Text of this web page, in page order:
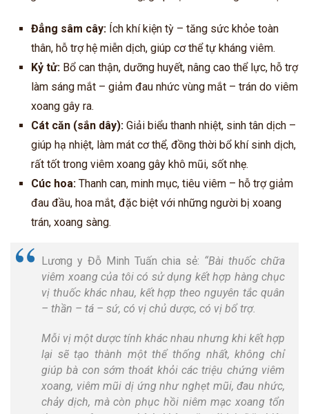
Đẳng sâm cây: Ích khí kiện tỳ – tăng sức khỏe toàn
thân, hỗ trợ hệ miễn dịch, giúp cơ thể tự kháng viêm.
Kỷ tử: Bổ can thận, dưỡng huyết, nâng cao thể lực, hỗ trợ
làm sáng mắt – giảm đau nhức vùng mắt – trán do viêm
xoang gây ra.
Cát căn (sắn dây): Giải biểu thanh nhiệt, sinh tân dịch –
giúp hạ nhiệt, làm mát cơ thể, đồng thời bổ khí sinh dịch,
rất tốt trong viêm xoang gây khô mũi, sốt nhẹ.
Cúc hoa: Thanh can, minh mục, tiêu viêm – hỗ trợ giảm
đau đầu, hoa mắt, đặc biệt với những người bị xoang
trán, xoang sàng.
Lương y Đỗ Minh Tuấn chia sẻ: “Bài thuốc chữa
viêm xoang của tôi có sử dụng kết hợp hàng chục
vị thuốc khác nhau, kết hợp theo nguyên tắc quân
– thần – tá – sứ, có vị chủ dược, có vị bổ trợ.
Mỗi vị một dược tính khác nhau nhưng khi kết hợp
lại sẽ tạo thành một thể thống nhất, không chỉ
giúp bà con sớm thoát khỏi các triệu chứng viêm
xoang, viêm mũi dị ứng như nghẹt mũi, đau nhức,
chảy dịch, mà còn phục hồi niêm mạc xoang tổn